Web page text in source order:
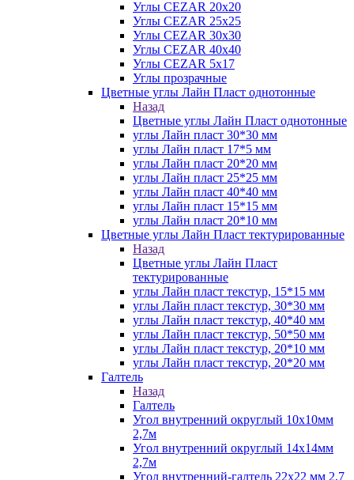
Углы CEZAR 20х20
Углы CEZAR 25х25
Углы CEZAR 30х30
Углы CEZAR 40х40
Углы CEZAR 5х17
Углы прозрачные
Цветные углы Лайн Пласт однотонные
Назад
Цветные углы Лайн Пласт однотонные
углы Лайн пласт 30*30 мм
углы Лайн пласт 17*5 мм
углы Лайн пласт 20*20 мм
углы Лайн пласт 25*25 мм
углы Лайн пласт 40*40 мм
углы Лайн пласт 15*15 мм
углы Лайн пласт 20*10 мм
Цветные углы Лайн Пласт тектурированные
Назад
Цветные углы Лайн Пласт
тектурированные
углы Лайн пласт текстур, 15*15 мм
углы Лайн пласт текстур, 30*30 мм
углы Лайн пласт текстур, 40*40 мм
углы Лайн пласт текстур, 50*50 мм
углы Лайн пласт текстур, 20*10 мм
углы Лайн пласт текстур, 20*20 мм
Галтель
Назад
Галтель
Угол внутренний округлый 10х10мм
2,7м
Угол внутренний округлый 14х14мм
2,7м
Угол внутренний-галтель 22х22 мм 2,7